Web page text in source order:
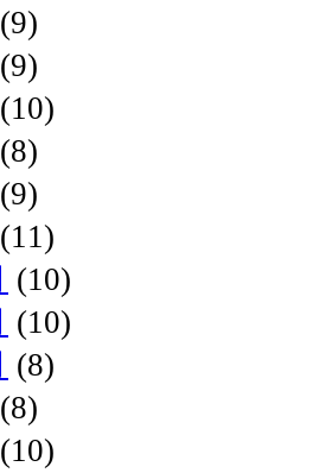
(9)
(9)
(10)
(8)
(9)
(11)
(10)
(10)
(8)
(8)
(10)